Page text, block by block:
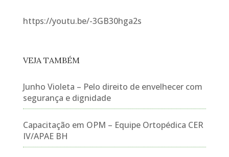
https://youtu.be/-3GB30hga2s
VEJA TAMBÉM
Junho Violeta – Pelo direito de envelhecer com
segurança e dignidade
Capacitação em OPM – Equipe Ortopédica CER
IV/APAE BH